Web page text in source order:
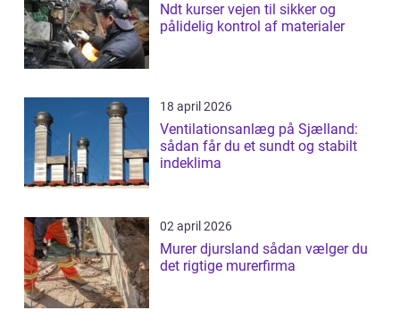
Ndt kurser vejen til sikker og
pålidelig kontrol af materialer
18 april 2026
Ventilationsanlæg på Sjælland:
sådan får du et sundt og stabilt
indeklima
02 april 2026
Murer djursland sådan vælger du
det rigtige murerfirma